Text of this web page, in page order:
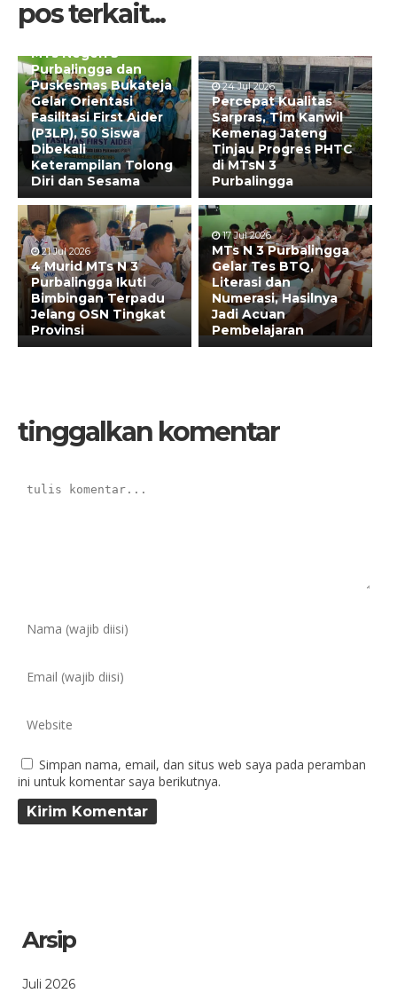
pos terkait...
MTs Negeri 3
Purbalingga dan
Puskesmas Bukateja
Gelar Orientasi
Fasilitasi First Aider
(P3LP), 50 Siswa
Dibekali
Keterampilan Tolong
Diri dan Sesama
24 Jul 2026
Percepat Kualitas
Sarpras, Tim Kanwil
Kemenag Jateng
Tinjau Progres PHTC
di MTsN 3
Purbalingga
21 Jul 2026
4 Murid MTs N 3
Purbalingga Ikuti
Bimbingan Terpadu
Jelang OSN Tingkat
Provinsi
17 Jul 2026
MTs N 3 Purbalingga
Gelar Tes BTQ,
Literasi dan
Numerasi, Hasilnya
Jadi Acuan
Pembelajaran
tinggalkan komentar
Simpan nama, email, dan situs web saya pada peramban
ini untuk komentar saya berikutnya.
Arsip
Juli 2026